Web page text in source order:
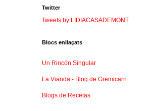
Twitter
Tweets by LIDIACASADEMONT
Blocs enllaçats
Un Rincón Singular
La Vianda - Blog de Gremicarn
Blogs de Recetas